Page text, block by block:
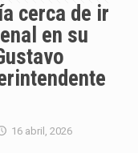
cerca de ir
en su
16 abril, 2026